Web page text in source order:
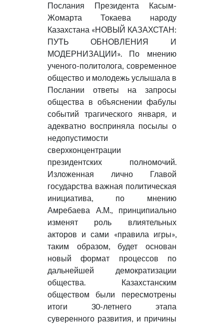
Послания Президента Касым-
Жомарта Токаева народу
Казахстана «НОВЫЙ КАЗАХСТАН:
ПУТЬ ОБНОВЛЕНИЯ И
МОДЕРНИЗАЦИИ». По мнению
ученого-политолога, современное
общество и молодежь услышала в
Послании ответы на запросы
общества в объяснении фабулы
событий трагического января, и
адекватно восприняла посылы о
недопустимости
сверхконцентрации
президентских полномочий.
Изложенная лично Главой
государства важная политическая
инициатива, по мнению
Амребаева А.М., принципиально
изменят роль влиятельных
акторов и сами «правила игры»,
таким образом, будет основан
новый формат процессов по
дальнейшей демократизации
общества. Казахстанским
обществом были пересмотрены
итоги 30-летнего этапа
суверенного развития, и причины